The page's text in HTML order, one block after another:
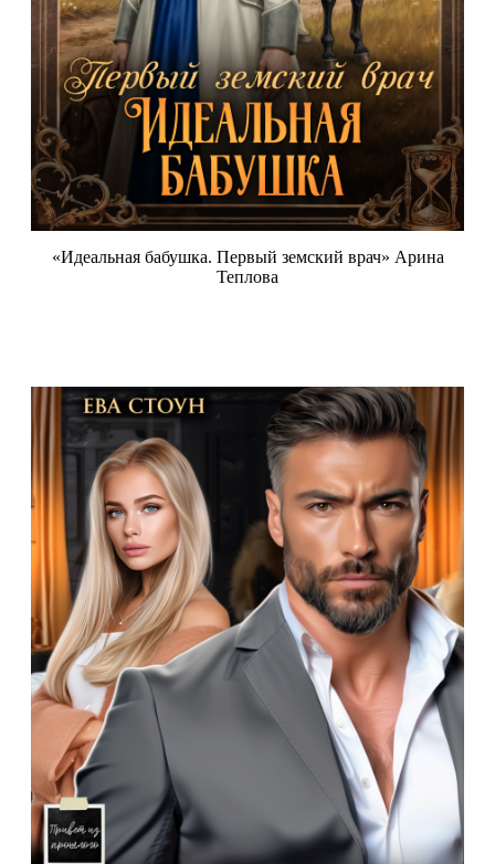
«Идеальная бабушка. Первый земский врач» Арина
Теплова